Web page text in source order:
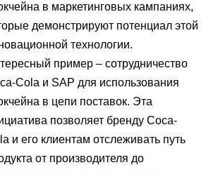
в маркетинговых кампаниях,
демонстрируют потенциал этой
технологии.
пример – сотрудничество
Cola и SAP для использования
в цепи поставок. Эта
позволяет бренду Coca-
и его клиентам отслеживать путь
от производителя до